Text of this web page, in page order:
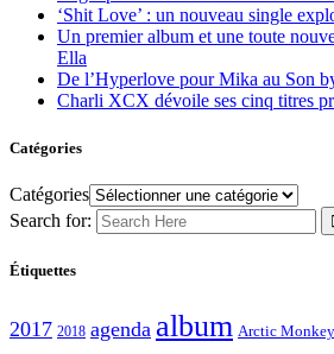
‘Shit Love’ : un nouveau single
Un premier album et une toute
Ella
De l’Hyperlove pour Mika au Son
Charli XCX dévoile ses cinq titres
Catégories
Catégories
Search for:
Étiquettes
2017 2018 agenda album Arctic